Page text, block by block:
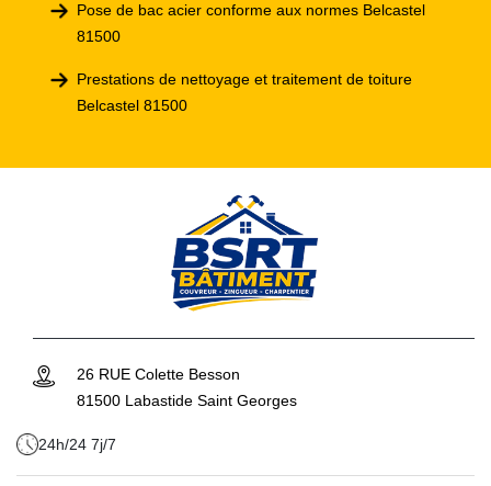
Pose de bac acier conforme aux normes Belcastel
81500
Prestations de nettoyage et traitement de toiture
Belcastel 81500
26 RUE Colette Besson
81500 Labastide Saint Georges
24h/24 7j/7